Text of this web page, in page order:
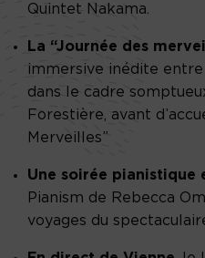
Quintet Nakama.
La “Journée des
immersive inédite
dans le cadre
Forestière, avant
Merveilles”
Une soirée pianistique
Pianism de Rebecca
voyages du